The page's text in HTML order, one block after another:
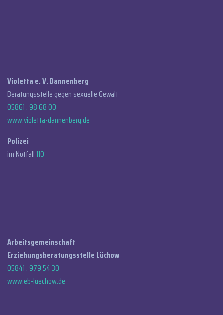
Violetta e. V. Dannenberg
Beratungsstelle gegen sexuelle Gewalt
05861 . 98 68 00
www.violetta-dannenberg.de
Polizei
im Notfall110
Arbeitsgemeinschaft
Erziehungsberatungsstelle Lüchow
05841 . 979 54 30
www.eb-luechow.de